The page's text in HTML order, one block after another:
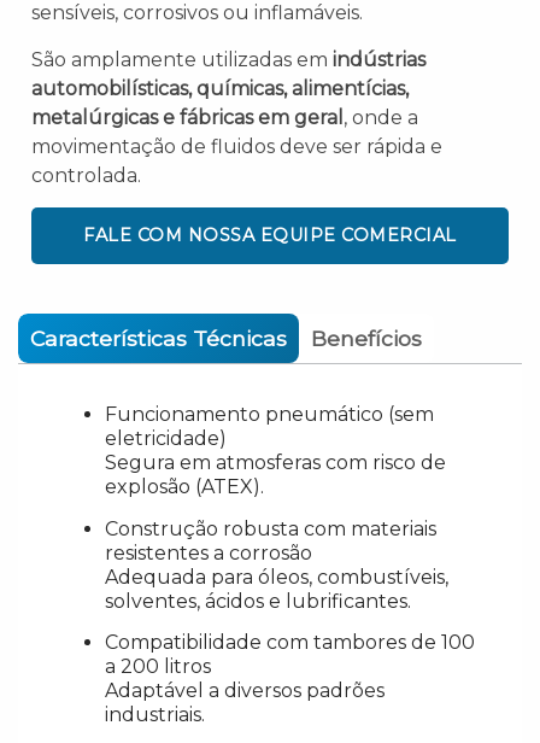
sensíveis, corrosivos ou inflamáveis.
São amplamente utilizadas em indústrias
automobilísticas, químicas, alimentícias,
metalúrgicas e fábricas em geral , onde a
movimentação de fluidos deve ser rápida e
controlada.
FALE COM NOSSA EQUIPE COMERCIAL
Características Técnicas Benefícios
Funcionamento pneumático (sem
eletricidade)
Segura em atmosferas com risco de
explosão (ATEX).
Construção robusta com materiais
resistentes a corrosão
Adequada para óleos, combustíveis,
solventes, ácidos e lubrificantes.
Compatibilidade com tambores de 100
a 200 litros
Adaptável a diversos padrões
industriais.